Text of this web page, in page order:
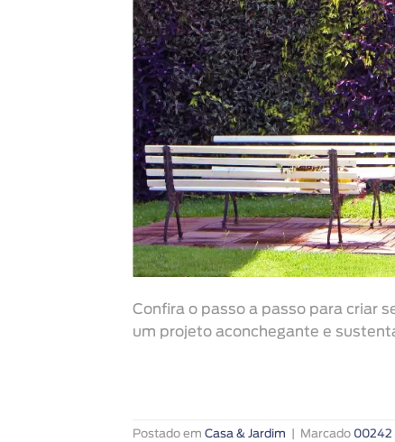
Confira o passo a passo para criar
um projeto aconchegante e
Postado em Casa & Jardim Marcado 00242